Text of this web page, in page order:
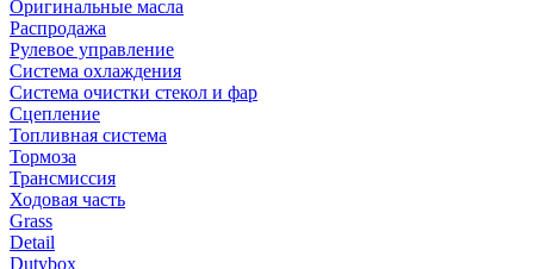
Оригинальные масла
Распродажа
Рулевое управление
Система охлаждения
Система очистки стекол и фар
Сцепление
Топливная система
Тормоза
Трансмиссия
Ходовая часть
Grass
Detail
Dutybox